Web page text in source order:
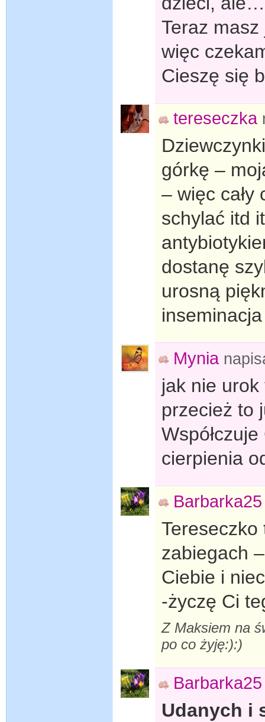
Teraz
więc
Cieszę się
tereseczka
górkę –
– więc
schylać itd
dostanę
urosną
Mynia
jak nie
przecież to
cierpienia
Barbarka25
zabiegach
Ciebie i
-życzę Ci
Z Maksiem na
po co żyję:):)
Barbarka25
Udanych i